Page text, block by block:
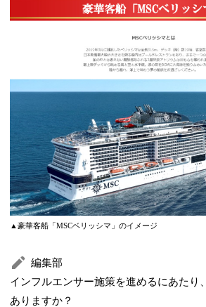
▲豪華客船「MSCベリッシマ」のイメージ
編集部
インフルエンサー施策を進めるにあたり
ありますか？